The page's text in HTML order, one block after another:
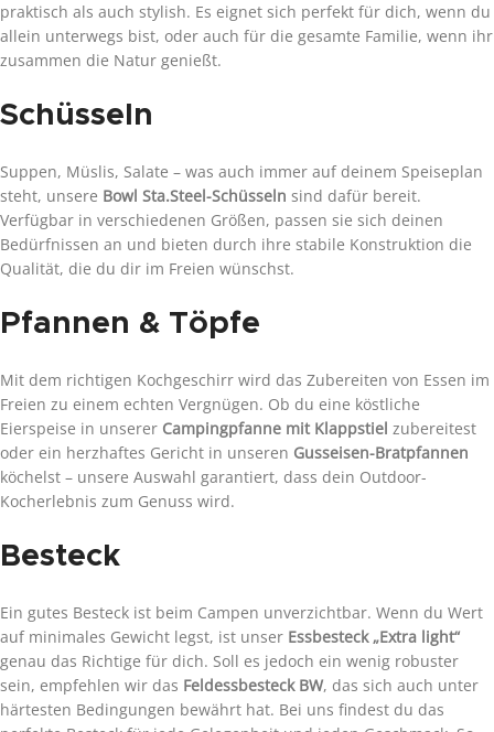
praktisch als auch stylish. Es eignet sich perfekt für dich, wenn du
allein unterwegs bist, oder auch für die gesamte Familie, wenn ihr
zusammen die Natur genießt.
Schüsseln
Suppen, Müslis, Salate – was auch immer auf deinem Speiseplan
steht, unsere Bowl Sta.Steel-Schüsseln sind dafür bereit.
Verfügbar in verschiedenen Größen, passen sie sich deinen
Bedürfnissen an und bieten durch ihre stabile Konstruktion die
Qualität, die du dir im Freien wünschst.
Pfannen & Töpfe
Mit dem richtigen Kochgeschirr wird das Zubereiten von Essen im
Freien zu einem echten Vergnügen. Ob du eine köstliche
Eierspeise in unserer Campingpfanne mit Klappstiel zubereitest
oder ein herzhaftes Gericht in unseren Gusseisen-Bratpfannen
köchelst – unsere Auswahl garantiert, dass dein Outdoor-
Kocherlebnis zum Genuss wird.
Besteck
Ein gutes Besteck ist beim Campen unverzichtbar. Wenn du Wert
auf minimales Gewicht legst, ist unser Essbesteck „Extra light“
genau das Richtige für dich. Soll es jedoch ein wenig robuster
sein, empfehlen wir das Feldessbesteck BW, das sich auch unter
härtesten Bedingungen bewährt hat. Bei uns findest du das